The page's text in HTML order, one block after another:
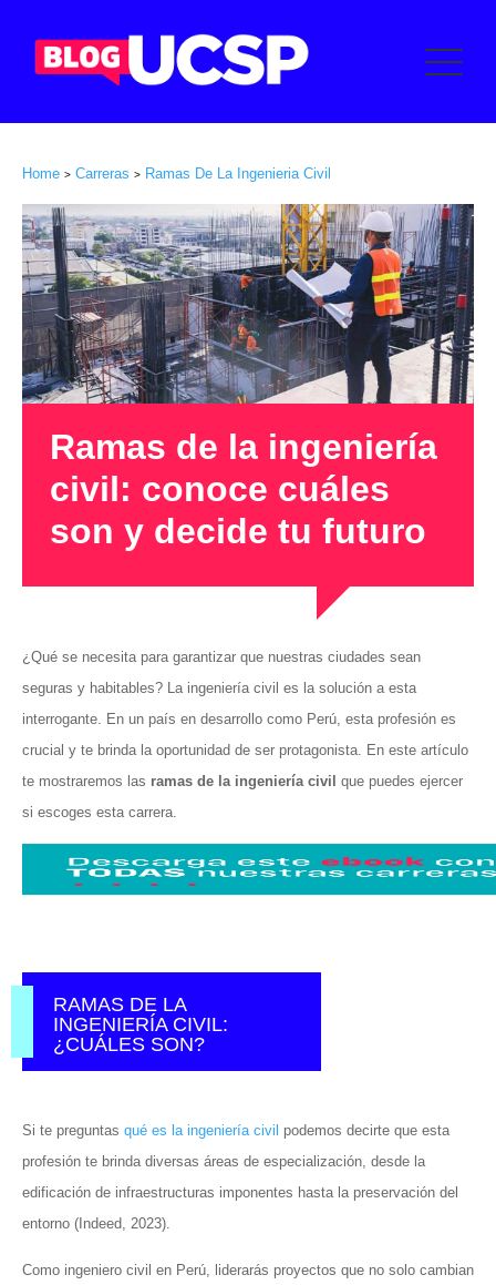
Home > Carreras > Ramas De La Ingenieria Civil
Ramas de la ingeniería
civil: conoce cuáles
son y decide tu futuro
¿Qué se necesita para garantizar que nuestras ciudades sean
seguras y habitables? La ingeniería civil es la solución a esta
interrogante. En un país en desarrollo como Perú, esta profesión es
crucial y te brinda la oportunidad de ser protagonista. En este artículo
te mostraremos las ramas de la ingeniería civil que puedes ejercer
si escoges esta carrera.
RAMAS DE LA
INGENIERÍA CIVIL:
¿CUÁLES SON?
Si te preguntas qué es la ingeniería civil podemos decirte que esta
profesión te brinda diversas áreas de especialización, desde la
edificación de infraestructuras imponentes hasta la preservación del
entorno (Indeed, 2023).
Como ingeniero civil en Perú, liderarás proyectos que no solo cambian